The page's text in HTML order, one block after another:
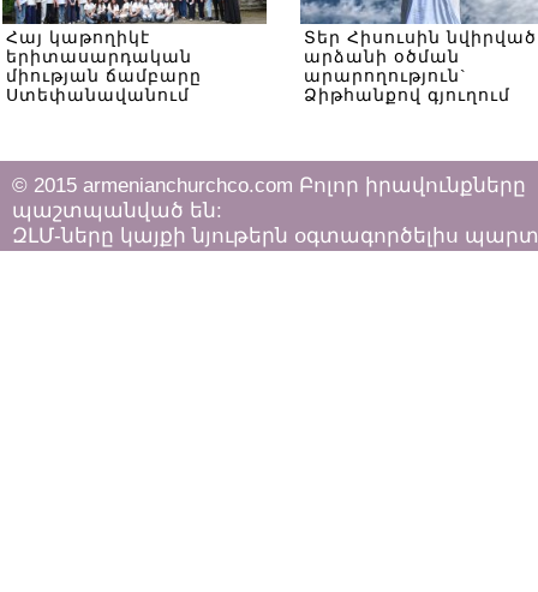
Հայ կաթողիկէ
երիտասարդական
միության ճամբարը
Ստեփանավանում
Տեր Հիսուսին նվիրված
արձանի օծման
արարողություն`
Ձիթհանքով գյուղում
© 2015 armenianchurchco.com Բոլոր իրավունքները
պաշտպանված են:
ԶԼՄ-ները կայքի նյութերն օգտագործելիս